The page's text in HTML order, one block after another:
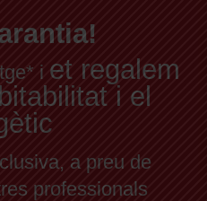
i et regalem
i el
a preu de
professionals